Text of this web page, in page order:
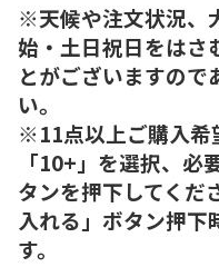
※天候や注文状況、
始・土日祝日をはさ
とがございますので
い。
※11点以上ご購入希
「10+」を選択、
タンを押下してくだ
入れる」ボタン押下
す。